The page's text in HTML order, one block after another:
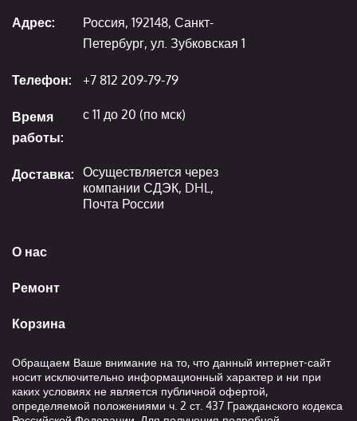
О нас
Ремонт
Корзина
Адрес:
Россия, 192148, Санкт-
Петербург, ул. Зубковская 1
Телефон: +7 812 209-79-79
Время
работы:
с 11 до 20 (по мск)
Доставка: Осуществляется через
компании СДЭК, DHL,
Почта России
Обращаем Ваше внимание на то, что данный интернет-сайт
носит исключительно информационный характер и ни при
каких условиях не является публичной офертой,
определяемой положениями ч. 2 ст. 437 Гражданского кодекса